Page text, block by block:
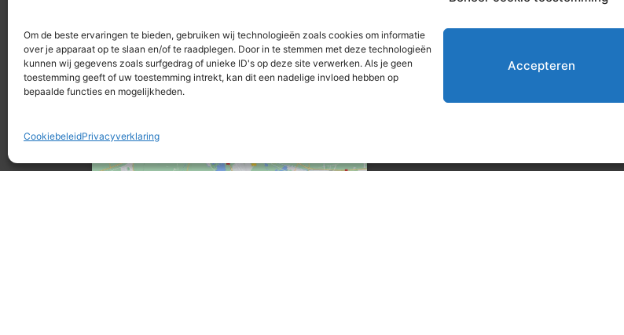
Om de beste ervaringen te bieden, gebruiken wij technologieën zoals cookies om informatie
over je apparaat op te slaan en/of te raadplegen. Door in te stemmen met deze technologieën
kunnen wij gegevens zoals surfgedrag of unieke ID's op deze site verwerken. Als je geen
toestemming geeft of uw toestemming intrekt, kan dit een nadelige invloed hebben op
bepaalde functies en mogelijkheden.
Accepteren
CookiebeleidPrivacyverklaringen deze inhoud in te schakelen